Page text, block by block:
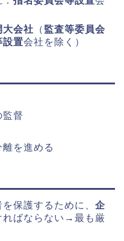
大会社 （ 監査等委員会
設置会社を除く）
監督
を進める
保護するために、 企
ればならない→最も厳